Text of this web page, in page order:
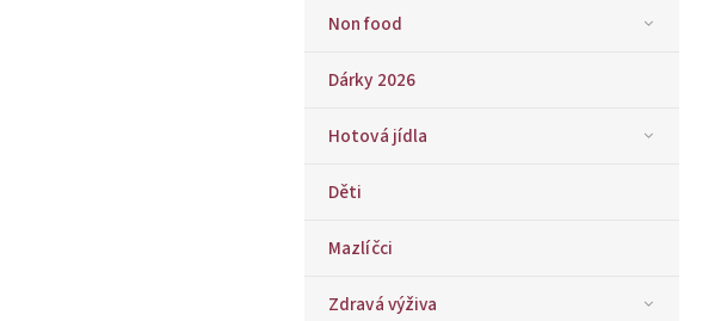
Non food
Dárky 2026
Hotová jídla
Děti
Mazlíčci
Zdravá výživa